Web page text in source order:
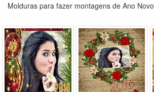
Molduras para fazer montagens de Ano Novo